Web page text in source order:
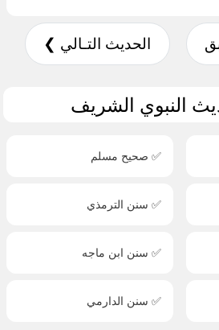
الحديث التـالي ❯
النبوي الشريف
✅ صحيح مسلم
✅ سنن الترمذي
✅ سنن ابن ماجه
✅ سنن الدارمي